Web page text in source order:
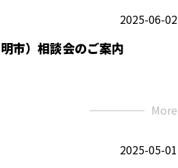
2025-06-02
市）相談会のご案内
More
2025-05-01